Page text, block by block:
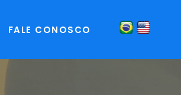
FALE CONOSCO